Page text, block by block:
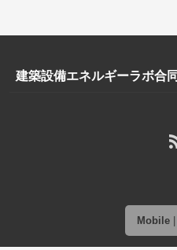
建築設備エネルギーラボ合
Mobile|